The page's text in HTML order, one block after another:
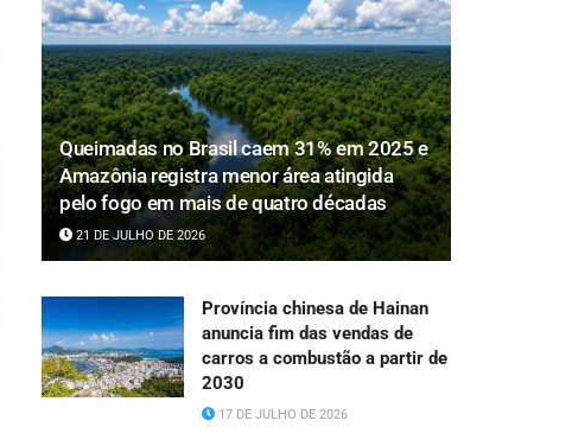
Queimadas no Brasil caem 31% em 2025 e
Amazônia registra menor área atingida
pelo fogo em mais de quatro décadas
21 DE JULHO DE 2026
Província chinesa de Hainan
anuncia fim das vendas de
carros a combustão a partir de
2030
17 DE JULHO DE 2026